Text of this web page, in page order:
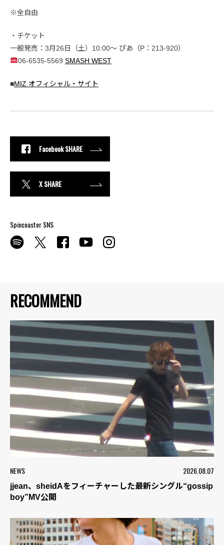
RECOMMEND
NEWS 2026.08.07
jjean、sheidAをフィーチャーした最新シングル“gossip
boy”MV公開
※全自由
・チケット
一般発売：3月26日（土）10:00〜 ぴあ（P：213-920）
06-6535-5569 SMASH WEST
■MIZ オフィシャル・サイト
Facebook SHARE
X SHARE
Spincoaster SNS